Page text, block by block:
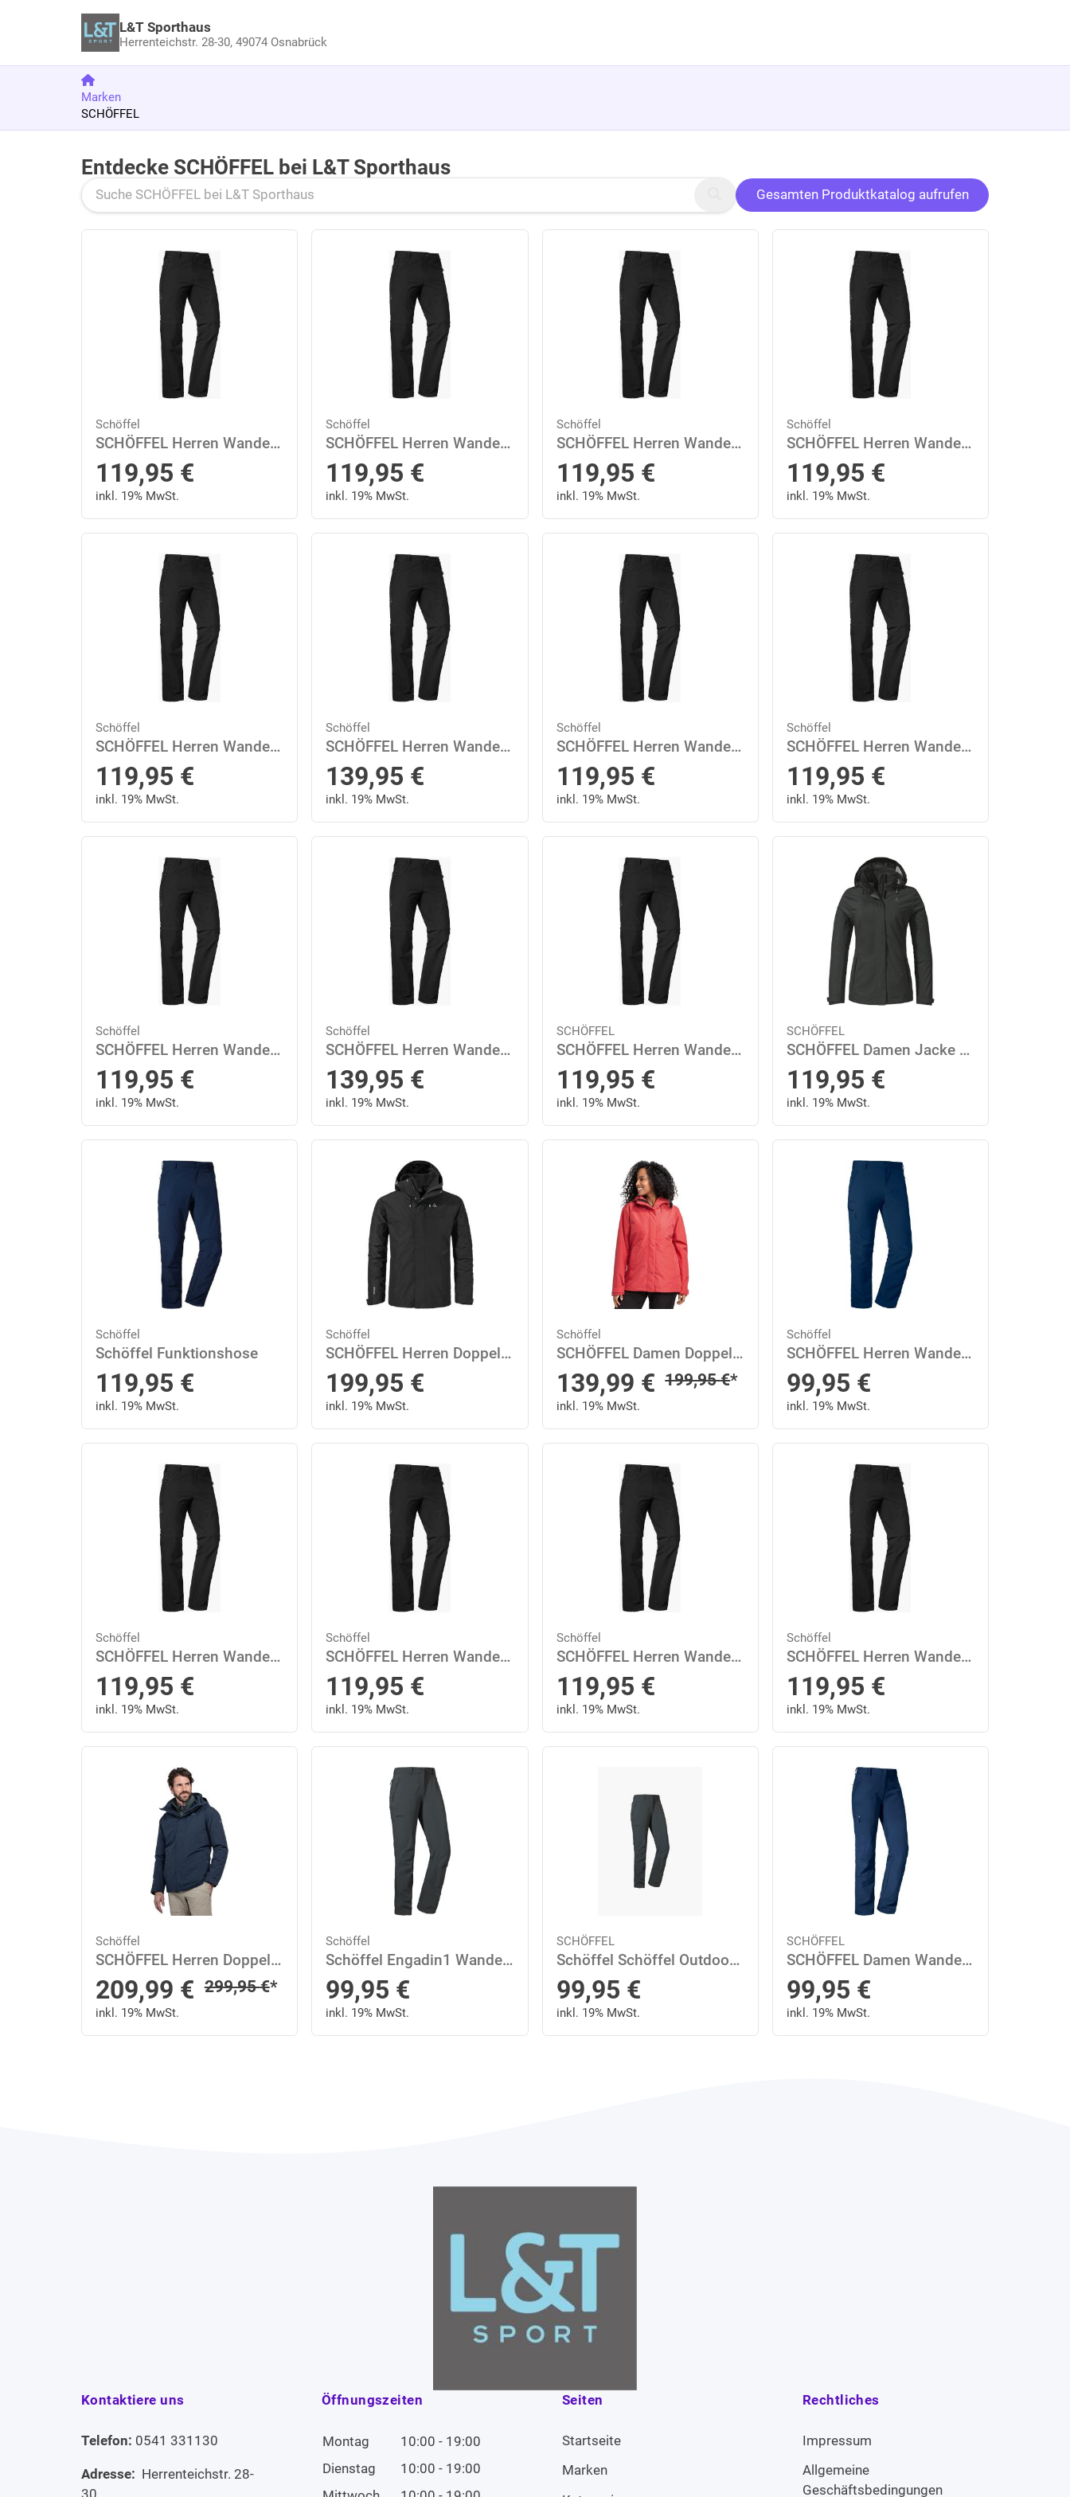
L&T Sporthaus
Herrenteichstr. 28-30,49074 Osnabrück
Marken
SCHÖFFEL
Zu den Produkten springen
Entdecke SCHÖFFEL bei L&T Sporthaus
Gesamten Produktkatalog aufrufen
Schöffel
SCHÖFFEL Herren Wanderhose "Koper1 Zip Off" 56 in Schwarz
119,95 €
inkl. 19% MwSt.
Schöffel
SCHÖFFEL Herren Wanderhose "Koper1 Zip Off" 23 in Schwarz
119,95 €
inkl. 19% MwSt.
Schöffel
SCHÖFFEL Herren Wanderhose "Koper1 Zip Off" 26 in Schwarz
119,95 €
inkl. 19% MwSt.
Schöffel
SCHÖFFEL Herren Wanderhose "Koper1 Zip Off" 27 in Schwarz
119,95 €
inkl. 19% MwSt.
Schöffel
SCHÖFFEL Herren Wanderhose "Koper1 Zip Off" 28 in Schwarz
119,95 €
inkl. 19% MwSt.
Schöffel
SCHÖFFEL Herren Wanderhose "Koper1 Zip Off" 29 in Schwarz
139,95 €
inkl. 19% MwSt.
Schöffel
SCHÖFFEL Herren Wanderhose "Koper1 Zip Off" 106 in Schwarz
119,95 €
inkl. 19% MwSt.
Schöffel
SCHÖFFEL Herren Wanderhose "Koper1 Zip Off" 110 in Schwarz
119,95 €
inkl. 19% MwSt.
Schöffel
SCHÖFFEL Herren Wanderhose "Koper1 Zip Off" 46 in Schwarz
119,95 €
inkl. 19% MwSt.
Schöffel
SCHÖFFEL Herren Wanderhose "Koper1 Zip Off" 58 in Schwarz
139,95 €
inkl. 19% MwSt.
SCHÖFFEL
SCHÖFFEL Herren Wanderhose "Koper1 Zip Off" 50 in Schwarz
119,95 €
inkl. 19% MwSt.
SCHÖFFEL
SCHÖFFEL Damen Jacke Gmund L 38 in Schwarz
119,95 €
inkl. 19% MwSt.
Schöffel
Schöffel Funktionshose
119,95 €
inkl. 19% MwSt.
Schöffel
SCHÖFFEL Herren Doppeljacke 3in1 Jacket Style Okere MNS 52 in Schwarz
199,95 €
inkl. 19% MwSt.
Schöffel
SCHÖFFEL Damen Doppeljacke 3in1 Jacket Style Okere WMS 38 in Pink
Sonderpreis
139,99 € Regulärer Preis
199,95€*
inkl. 19% MwSt.
Schöffel
SCHÖFFEL Herren Wanderhose "Folkstone" 58 in Blau
99,95 €
inkl. 19% MwSt.
Schöffel
SCHÖFFEL Herren Wanderhose "Koper1 Zip Off" 48 in Schwarz
119,95 €
inkl. 19% MwSt.
Schöffel
SCHÖFFEL Herren Wanderhose "Koper1 Zip Off" 52 in Schwarz
119,95 €
inkl. 19% MwSt.
Schöffel
SCHÖFFEL Herren Wanderhose "Koper1 Zip Off" 98 in Schwarz
119,95 €
inkl. 19% MwSt.
Schöffel
SCHÖFFEL Herren Wanderhose "Koper1 Zip Off" 54 in Schwarz
119,95 €
inkl. 19% MwSt.
Schöffel
SCHÖFFEL Herren Doppeljacke 3in1 Jacket Style Tamina MNS 56 in Blau
Sonderpreis
209,99 € Regulärer Preis
299,95€*
inkl. 19% MwSt.
Schöffel
Schöffel Engadin1 Wanderhose Damen
99,95 €
inkl. 19% MwSt.
SCHÖFFEL
Schöffel Schöffel Outdoorhose »Pants Engadin1«
99,95 €
inkl. 19% MwSt.
SCHÖFFEL
SCHÖFFEL Damen Wanderhose 17 in Blau
99,95 €
inkl. 19% MwSt.
Kontaktiere uns
Telefon: 0541 331130
Adresse: Herrenteichstr. 28-
30,
Öffnungszeiten
Montag
10:00 - 19:00
Dienstag
10:00 - 19:00
Seiten
Startseite
Marken
Rechtliches
Impressum
Allgemeine
Geschäftsbedingungen